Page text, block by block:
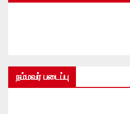
நம்மவர் படைப்பு